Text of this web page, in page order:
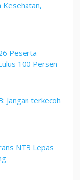
Kesehatan,
Peserta
100 Persen
Jangan terkecoh
NTB Lepas